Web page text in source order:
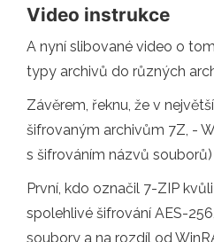
Video instrukce
A nyní slibované video o
typy archivů do různých
Závěrem, řeknu, že v
šifrovaným archivům 7Z, -
s šifrováním názvů
První, kdo označil 7-ZIP
spolehlivé šifrování AES-
soubory a na rozdíl od